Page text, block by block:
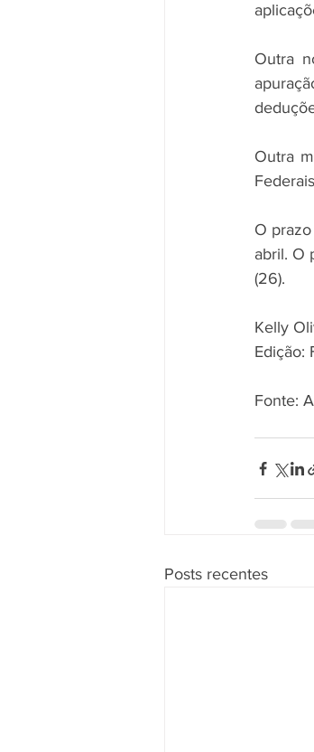
Outra
Outra
O
abril. O
(26).
Kelly
Edição:
Fonte:
Posts recentes